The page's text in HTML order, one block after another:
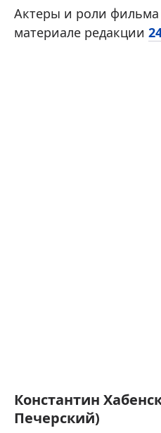
Актеры и роли
материале редакции
Константин
Печерский)